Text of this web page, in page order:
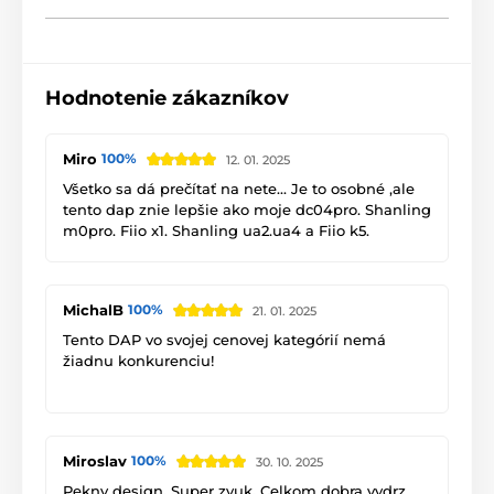
Bluetooth 5.0 a WiFi v
najlepšej kvalite
na kvalitné streamovanie obsahu z internetu. Okrem
toho je možné využiť aj obojsmerný prenos
Hodnotenie zákazníkov
Miro 100% 12. 01. 2025
Všetko sa dá prečítať na nete... Je to osobné ,ale
tento dap znie lepšie ako moje dc04pro. Shanling
m0pro. Fiio x1. Shanling ua2.ua4 a Fiio k5.
MichalB 100% 21. 01. 2025
Tento DAP vo svojej cenovej kategórií nemá
žiadnu konkurenciu!
- dokáže rozohrať akékoľvek náročné slúchadlá,
Miroslav 100% 30. 10. 2025
Pekny design. Super zvuk. Celkom dobra vydrz